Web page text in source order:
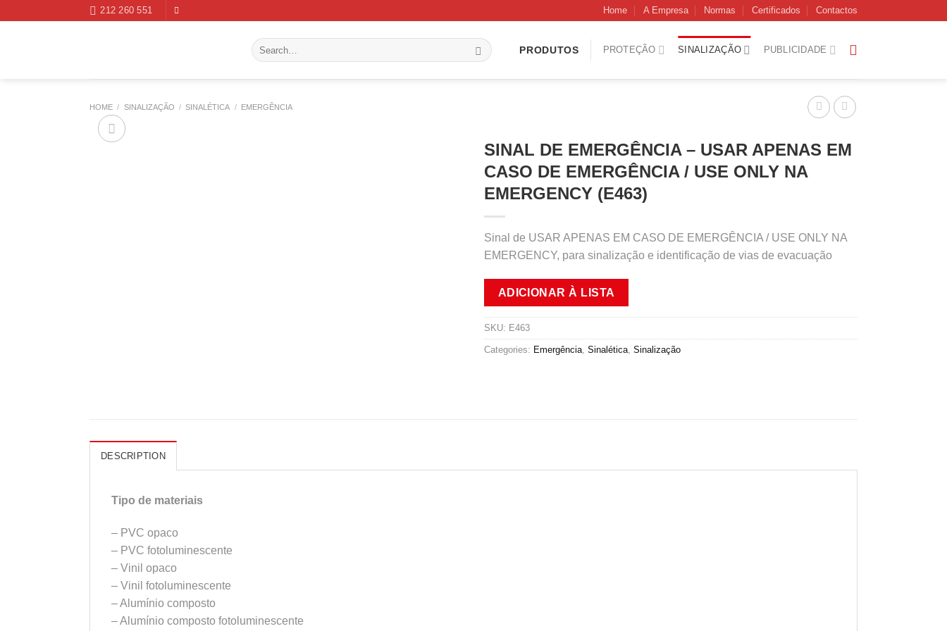
212 260 551 Home A Empresa Normas Certificados Contactos
Search
for:
PRODUTOS PROTEÇÃO SINALIZAÇÃO PUBLICIDADE
HOME / SINALIZAÇÃO / SINALÉTICA / EMERGÊNCIA
SINAL DE EMERGÊNCIA – USAR APENAS EM
CASO DE EMERGÊNCIA / USE ONLY NA
EMERGENCY (E463)
Sinal de USAR APENAS EM CASO DE EMERGÊNCIA / USE ONLY NA
EMERGENCY, para sinalização e identificação de vias de evacuação
ADICIONAR À LISTA
SKU: E463
Categories: Emergência, Sinalética, Sinalização
DESCRIPTION
Tipo de materiais
– PVC opaco
– PVC fotoluminescente
– Vinil opaco
– Vinil fotoluminescente
– Alumínio composto
– Alumínio composto fotoluminescente